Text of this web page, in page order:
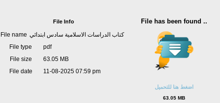
File Info
File name كتاب الدراسات الاسلامية سادس ابتدائي
File type
pdf
File size
63.05 MB
File date
11-08-2025 07:59 pm
File has been found ..
اضغط هنا للتحميل
63.05 MB